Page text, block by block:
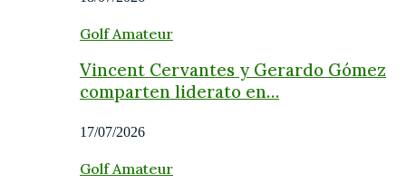
Golf Amateur
Vincent Cervantes y Gerardo Gómez
comparten liderato en…
17/07/2026
Golf Amateur